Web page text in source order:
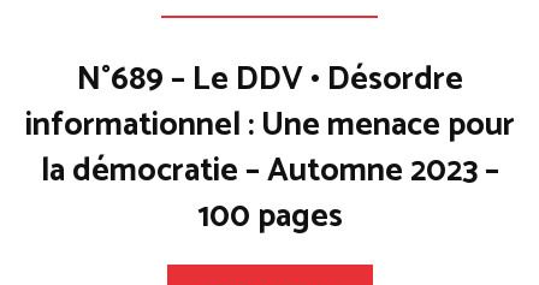
N°689 – Le DDV • Désordre
informationnel : Une menace pour
la démocratie – Automne 2023 –
100 pages